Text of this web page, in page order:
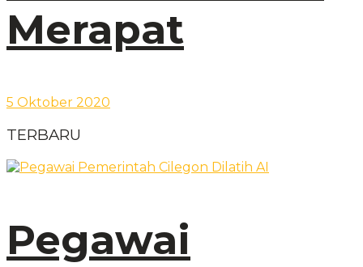
Merapat
5 Oktober 2020
TERBARU
Pegawai